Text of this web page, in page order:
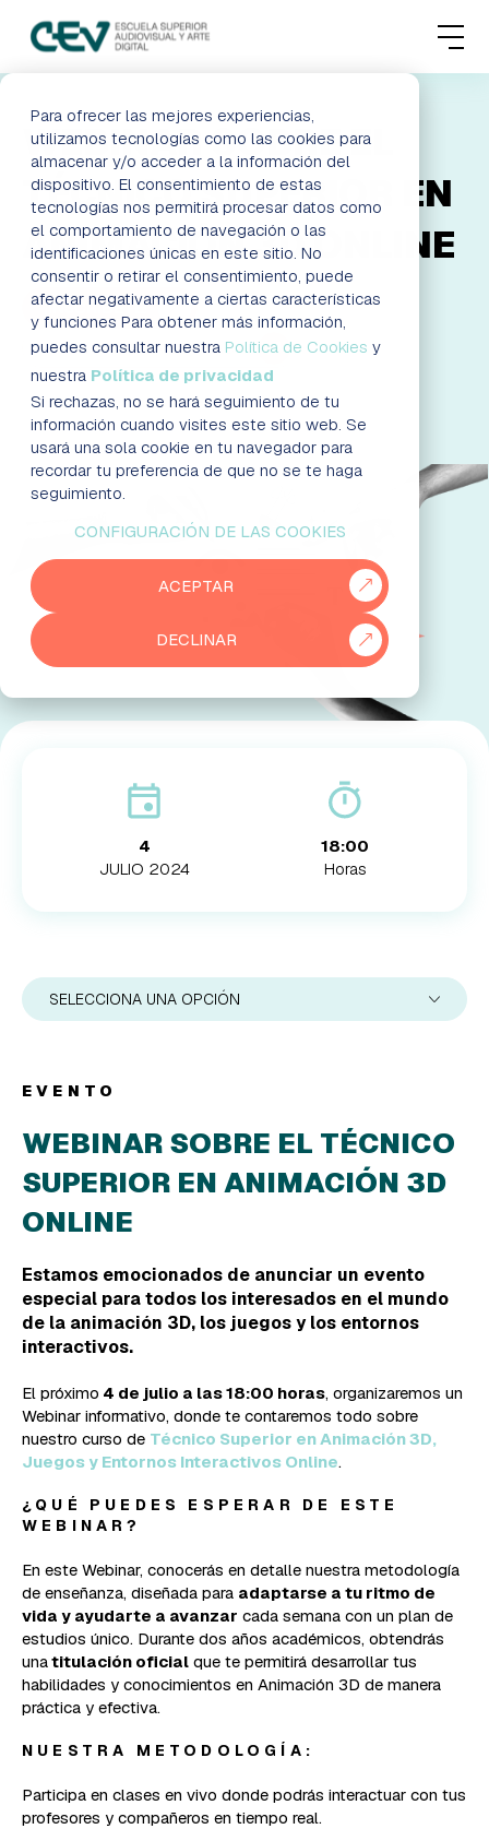
Para ofrecer las mejores experiencias,
utilizamos tecnologías como las cookies para
almacenar y/o acceder a la información del
dispositivo. El consentimiento de estas
tecnologías nos permitirá procesar datos como
el comportamiento de navegación o las
identificaciones únicas en este sitio. No
consentir o retirar el consentimiento, puede
afectar negativamente a ciertas características
y funciones Para obtener más información,
puedes consultar nuestra Política de Cookies y
nuestra Política de privacidad
Si rechazas, no se hará seguimiento de tu
información cuando visites este sitio web. Se
usará una sola cookie en tu navegador para
recordar tu preferencia de que no se te haga
seguimiento.
CONFIGURACIÓN DE LAS COOKIES
ACEPTAR
DECLINAR
MENU
FORMACIONES
ADMISIONES
ACTUALIDAD
ESCUELA
CONTACTO
RESERVAR PLAZA VISITAR ESCUELA
BLOG
EMPRESAS
PARTNERS
931 76 23 43
WEBINAR SOBRE EL
TÉCNICO SUPERIOR EN
ANIMACIÓN 3D ONLINE
¡INSCRÍBETE!
AGENDA DE LA JORNADA
4
JULIO 2024
18:00
Horas
SELECCIONA UNA OPCIÓN
EVENTO
WEBINAR SOBRE EL TÉCNICO
SUPERIOR EN ANIMACIÓN 3D
ONLINE
Estamos emocionados de anunciar un evento
especial para todos los interesados en el mundo
de la animación 3D, los juegos y los entornos
interactivos.
El próximo 4 de julio a las 18:00 horas, organizaremos un
Webinar informativo, donde te contaremos todo sobre
nuestro curso de Técnico Superior en Animación 3D,
Juegos y Entornos Interactivos Online.
¿QUÉ PUEDES ESPERAR DE ESTE
WEBINAR?
En este Webinar, conocerás en detalle nuestra metodología
de enseñanza, diseñada para adaptarse a tu ritmo de
vida y ayudarte a avanzar cada semana con un plan de
estudios único. Durante dos años académicos, obtendrás
unatitulación oficial que te permitirá desarrollar tus
habilidades y conocimientos en Animación 3D de manera
práctica y efectiva.
NUESTRA METODOLOGÍA:
Participa en clases en vivo donde podrás interactuar con tus
profesores y compañeros en tiempo real.